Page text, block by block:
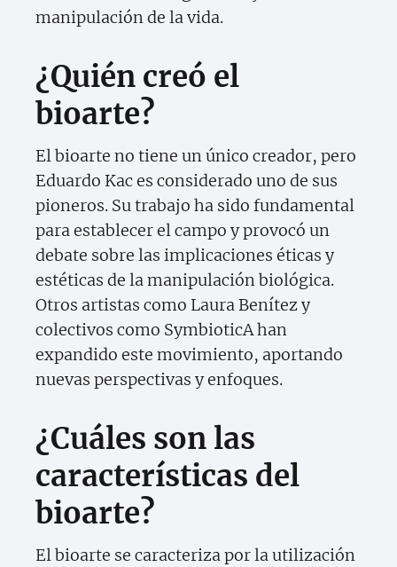
manipulación de la vida.
¿Quién creó el
bioarte?
El bioarte no tiene un único creador, pero
Eduardo Kac es considerado uno de sus
pioneros. Su trabajo ha sido fundamental
para establecer el campo y provocó un
debate sobre las implicaciones éticas y
estéticas de la manipulación biológica.
Otros artistas como Laura Benítez y
colectivos como SymbioticA han
expandido este movimiento, aportando
nuevas perspectivas y enfoques.
¿Cuáles son las
características del
bioarte?
El bioarte se caracteriza por la utilización